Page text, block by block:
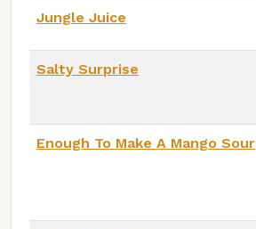
Jungle Juice
Salty Surprise
Enough To Make A Mango Sour